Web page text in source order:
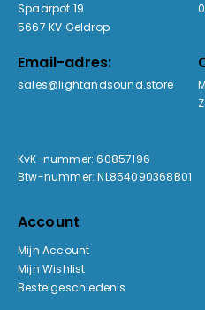
Spaarpot 19
5667 KV Geldrop
Email-adres:
sales@lightandsound.store
KvK-nummer: 60857196
Btw-nummer: NL854090368B01
Account
Mijn Account
Mijn Wishlist
Bestelgeschiedenis